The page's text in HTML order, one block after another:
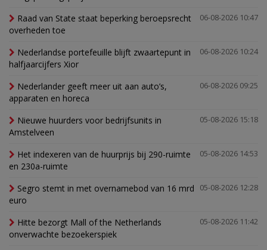
06-08-2026 10:47
Raad van State staat beperking beroepsrecht
overheden toe
06-08-2026 10:24
Nederlandse portefeuille blijft zwaartepunt in
halfjaarcijfers Xior
06-08-2026 09:25
Nederlander geeft meer uit aan auto’s,
apparaten en horeca
05-08-2026 15:18
Nieuwe huurders voor bedrijfsunits in
Amstelveen
05-08-2026 14:53
Het indexeren van de huurprijs bij 290-ruimte
en 230a-ruimte
05-08-2026 12:28
Segro stemt in met overnamebod van 16 mrd
euro
05-08-2026 11:42
Hitte bezorgt Mall of the Netherlands
onverwachte bezoekerspiek